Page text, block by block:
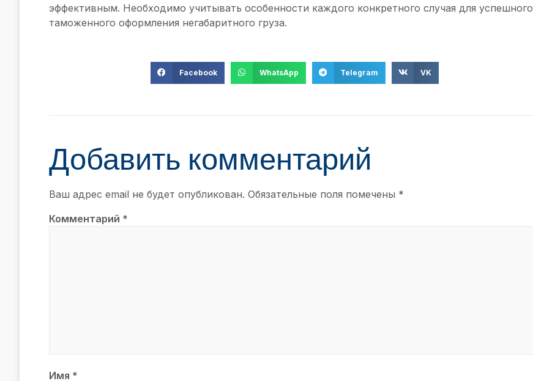
эффективным. Необходимо учитывать особенности каждого конкретного случая для успешного
таможенного оформления негабаритного груза.
Facebook WhatsApp Telegram VK
Добавить комментарий
Ваш адрес email не будет опубликован. Обязательные поля помечены *
Комментарий *
Имя *